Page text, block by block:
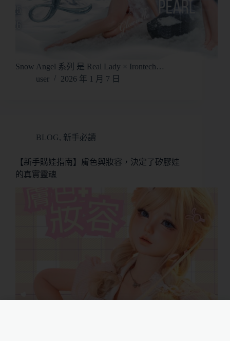
Snow Angel 系列 是 Real Lady × Irontech…
user
2026 年 1 月 7 日
BLOG, 新手必讀
【新手購娃指南】膚色與妝容，決定了矽膠娃
的真實靈魂